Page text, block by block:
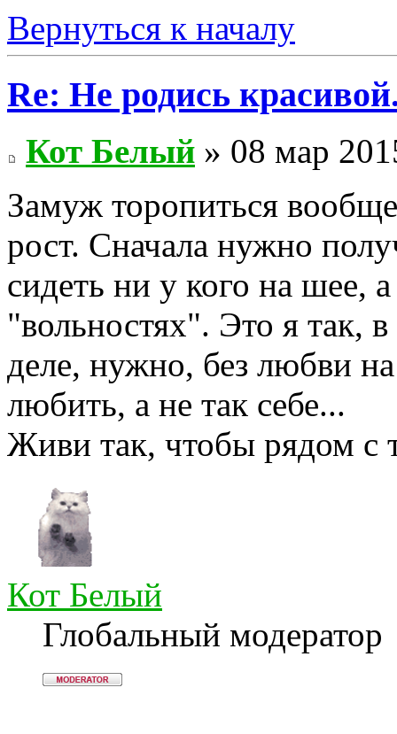
Вернуться к началу
Re: Не родись
Кот Белый » 08 мар
Замуж торопиться
рост. Сначала нужно
сидеть ни у кого на шее,
"вольностях". Это я так,
деле, нужно, без любви
любить, а не так себе...
Живи так, чтобы рядом с
Кот Белый
Глобальный модератор